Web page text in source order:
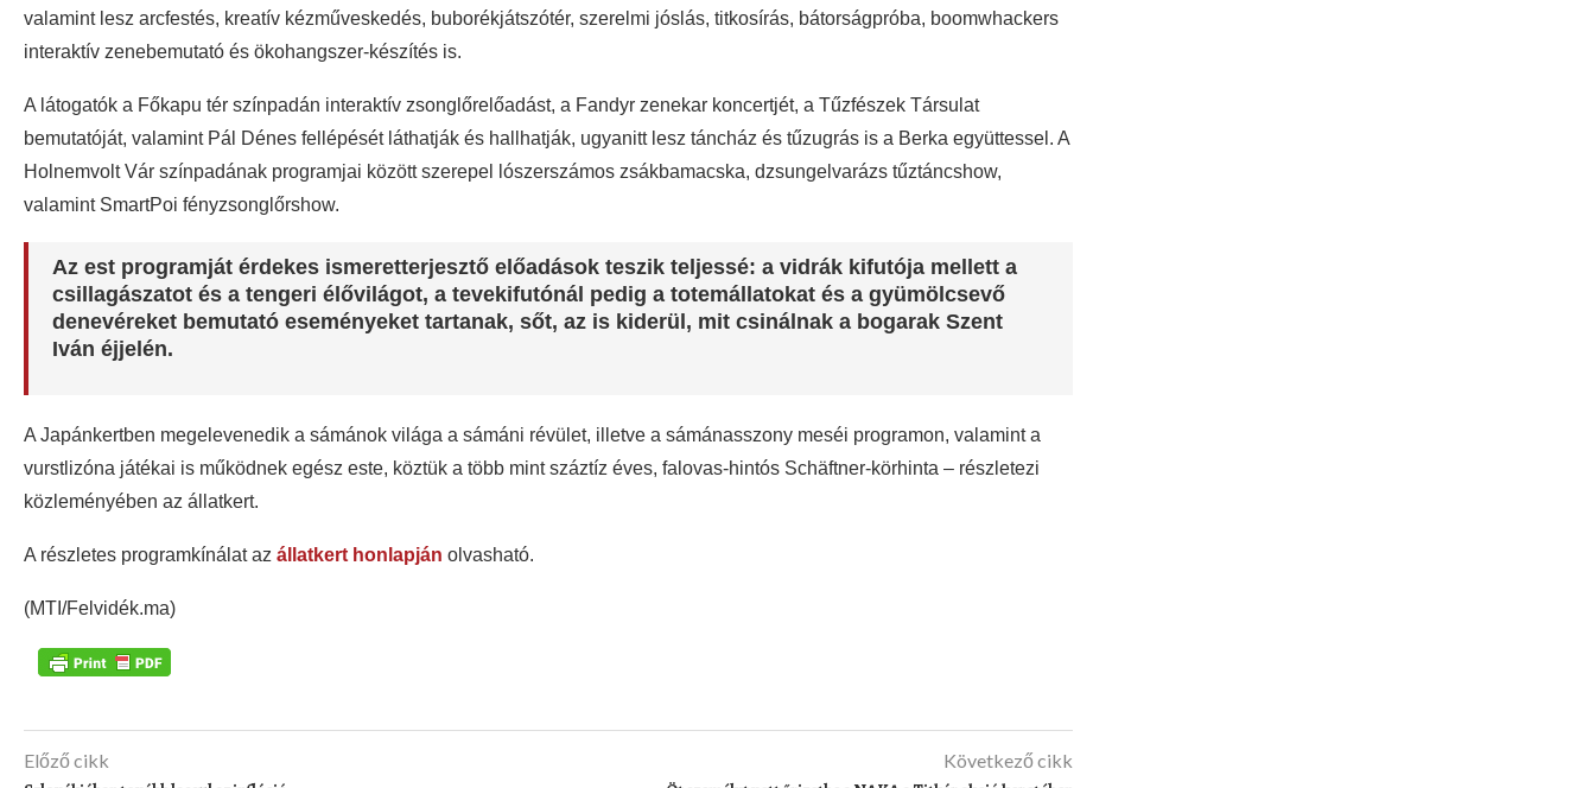
valamint lesz arcfestés, kreatív kézműveskedés, buborékjátszótér, szerelmi jóslás, titkosírás, bátorságpróba, boomwhackers
interaktív zenebemutató és ökohangszer-készítés is.
A látogatók a Főkapu tér színpadán interaktív zsonglőrelőadást, a Fandyr zenekar koncertjét, a Tűzfészek Társulat
bemutatóját, valamint Pál Dénes fellépését láthatják és hallhatják, ugyanitt lesz táncház és tűzugrás is a Berka együttessel. A
Holnemvolt Vár színpadának programjai között szerepel lószerszámos zsákbamacska, dzsungelvarázs tűztáncshow,
valamint SmartPoi fényzsonglőrshow.
Az est programját érdekes ismeretterjesztő előadások teszik teljessé: a vidrák kifutója mellett a
csillagászatot és a tengeri élővilágot, a tevekifutónál pedig a totemállatokat és a gyümölcsevő
denevéreket bemutató eseményeket tartanak, sőt, az is kiderül, mit csinálnak a bogarak Szent
Iván éjjelén.
A Japánkertben megelevenedik a sámánok világa a sámáni révület, illetve a sámánasszony meséi programon, valamint a
vurstlizóna játékai is működnek egész este, köztük a több mint száztíz éves, falovas-hintós Schäftner-körhinta – részletezi
közleményében az állatkert.
A részletes programkínálat az állatkert honlapján olvasható.
(MTI/Felvidék.ma)
Előző cikk
Következő cikk